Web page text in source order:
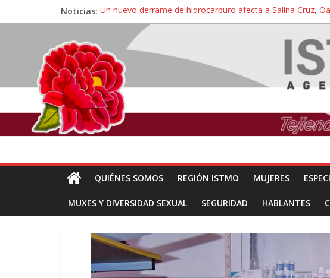
Noticias: Un nuevo derrame de hidrocarburo afecta a Salina Cruz,
Ángel, el joven autista expulsado por la Universidad
Familiares de periodista Alejandro Leyva se reúnen con
Alertan pescadores de Juchitán, Oaxaca de nuevo
Pescadores y comuneros ikoots detienen la extracción
QUIÉNES SOMOS REGIÓN ISTMO MUJERES
MUXES Y DIVERSIDAD SEXUAL SEGURIDAD HABLANTES